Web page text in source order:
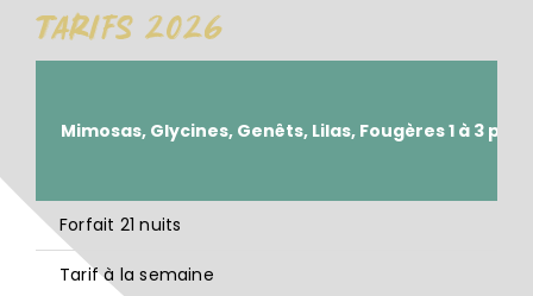
Tarifs 2026
Mimosas, Glycines, Genêts, Lilas, Fougères 1 à 3
Forfait 21 nuits
Tarif à la semaine